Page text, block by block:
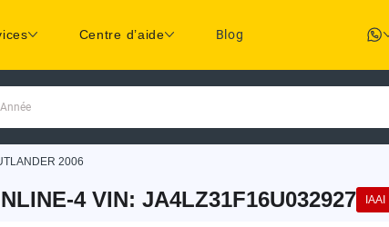
Centre d’aide Blog
2006
4 VIN: JA4LZ31F16U032927 IAAI